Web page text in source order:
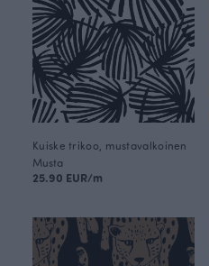
Kuiske trikoo, mustavalkoinen
Musta
25.90 EUR/m